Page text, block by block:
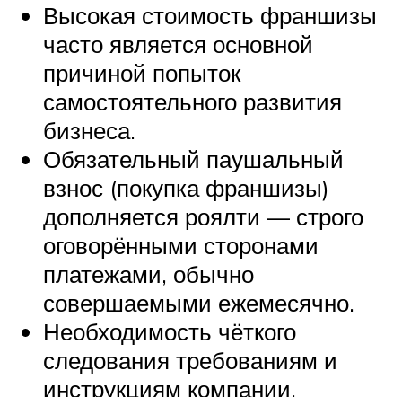
Высокая стоимость франшизы
часто является основной
причиной попыток
самостоятельного развития
бизнеса.
Обязательный паушальный
взнос (покупка франшизы)
дополняется роялти — строго
оговорёнными сторонами
платежами, обычно
совершаемыми ежемесячно.
Необходимость чёткого
следования требованиям и
инструкциям компании.